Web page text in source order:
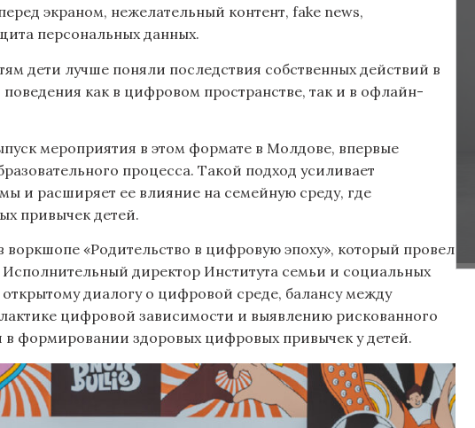
экраном, нежелательный контент, fake news,
персональных данных.
дети лучше поняли последствия собственных действий в
как в цифровом пространстве, так и в офлайн-
мероприятия в этом формате в Молдове, впервые
процесса. Такой подход усиливает
и расширяет ее влияние на семейную среду, где
привычек детей.
«Родительство в цифровую эпоху», который провел
директор Института семьи и социальных
диалогу о цифровой среде, балансу между
цифровой зависимости и выявлению рискованного
в формировании здоровых цифровых привычек у детей.